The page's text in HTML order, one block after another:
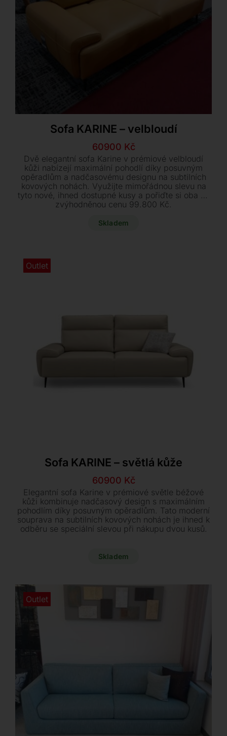
Sofa KARINE – velbloudí
Původní
cena
byla:
73400 Kč.
60900 Kč
Aktuální
cena
je:
60900 Kč.
Dvě elegantní sofa Karine v prémiové velbloudí
kůži nabízejí maximální pohodlí díky posuvným
opěradlům a nadčasovému designu na subtilních
kovových nohách. Využijte mimořádnou slevu na
tyto nové, ihned dostupné kusy a pořiďte si oba za
zvýhodněnou cenu 99.800 Kč.
Skladem
Outlet
Sofa KARINE – světlá kůže
Původní
cena
byla:
73400 Kč.
60900 Kč
Aktuální
cena
je:
60900 Kč.
Elegantní sofa Karine v prémiové světle béžové
kůži kombinuje nadčasový design s maximálním
pohodlím díky posuvným opěradlům. Tato moderní
souprava na subtilních kovových nohách je ihned k
odběru se speciální slevou při nákupu dvou kusů.
Skladem
Outlet